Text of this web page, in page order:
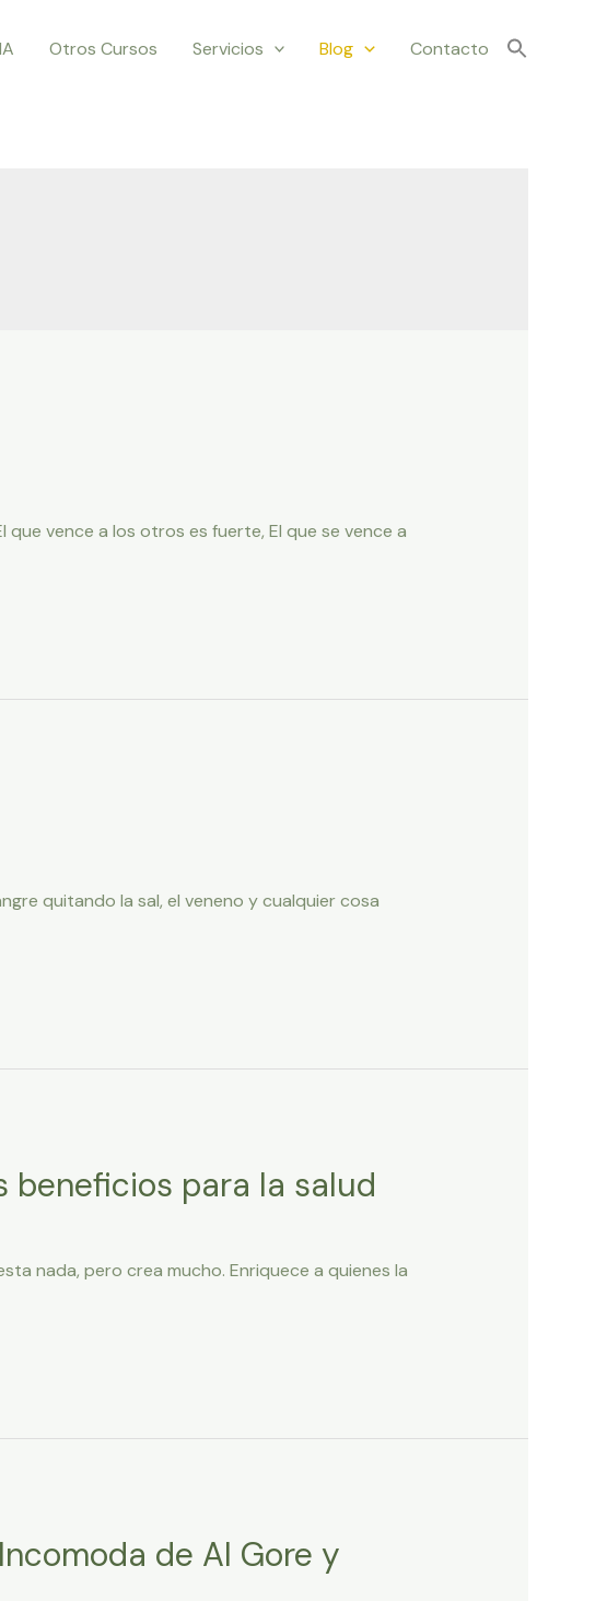
Otros Cursos Servicios Blog Contacto
que vence a los otros es fuerte, El que se vence a
quitando la sal, el veneno y cualquier cosa
beneficios para la salud
nada, pero crea mucho. Enriquece a quienes la
de Al Gore y